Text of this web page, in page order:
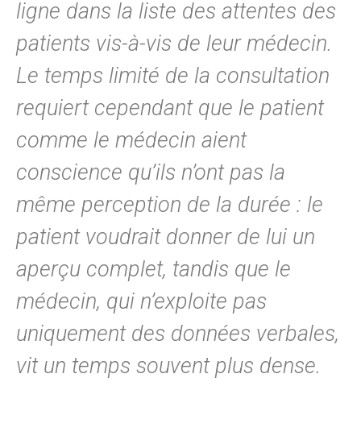
ligne dans la liste des attentes des
patients vis-à-vis de leur médecin.
Le temps limité de la consultation
requiert cependant que le patient
comme le médecin aient
conscience qu’ils n’ont pas la
même perception de la durée : le
patient voudrait donner de lui un
aperçu complet, tandis que le
médecin, qui n’exploite pas
uniquement des données verbales,
vit un temps souvent plus dense.